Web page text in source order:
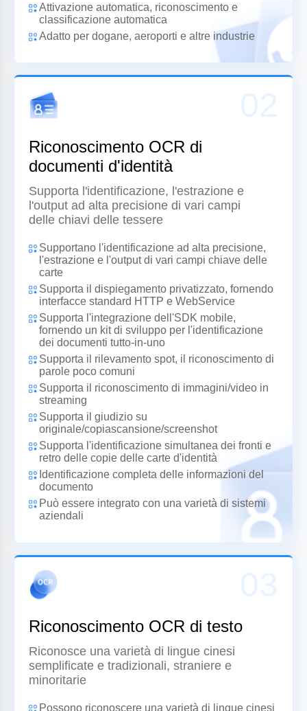
Attivazione automatica, riconoscimento e
classificazione automatica
Adatto per dogane, aeroporti e altre industrie
Riconoscimento OCR di
documenti d'identità
Supporta l'identificazione, l'estrazione e
l'output ad alta precisione di vari campi
delle chiavi delle tessere
Supportano l'identificazione ad alta precisione,
l'estrazione e l'output di vari campi chiave delle
carte
Supporta il dispiegamento privatizzato, fornendo
interfacce standard HTTP e WebService
Supporta l'integrazione dell'SDK mobile,
fornendo un kit di sviluppo per l'identificazione
dei documenti tutto-in-uno
Supporta il rilevamento spot, il riconoscimento di
parole poco comuni
Supporta il riconoscimento di immagini/video in
streaming
Supporta il giudizio su
originale/copiascansione/screenshot
Supporta l'identificazione simultanea dei fronti e
retro delle copie delle carte d'identità
Identificazione completa delle informazioni del
documento
Può essere integrato con una varietà di sistemi
aziendali
Riconoscimento OCR di testo
Riconosce una varietà di lingue cinesi
semplificate e tradizionali, straniere e
minoritarie
Possono riconoscere una varietà di lingue cinesi